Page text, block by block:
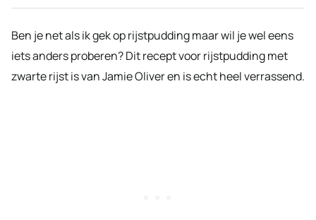
Ben je net als ik gek op rijstpudding maar wil je wel eens
iets anders proberen? Dit recept voor rijstpudding met
zwarte rijst is van Jamie Oliver en is echt heel verrassend.